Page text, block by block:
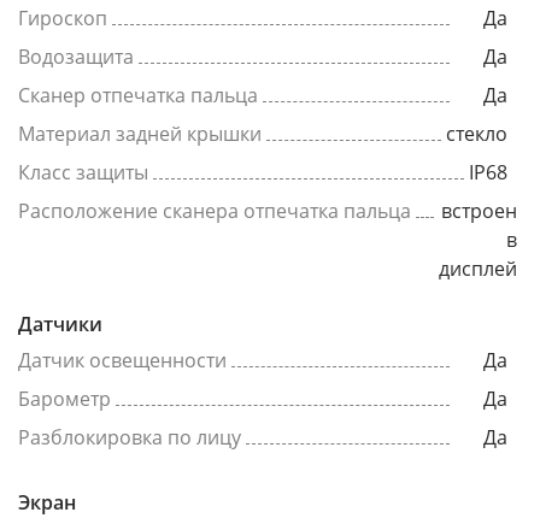
Гироскоп
Да
Водозащита
Да
Сканер отпечатка пальца
Да
Материал задней крышки
стекло
Класс защиты
IP68
Расположение сканера отпечатка пальца
встроен
в
дисплей
Датчики
Датчик освещенности
Да
Барометр
Да
Разблокировка по лицу
Да
Экран